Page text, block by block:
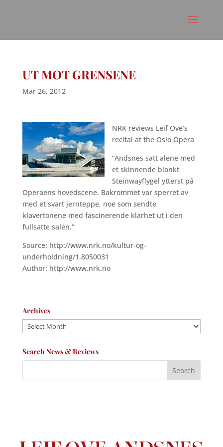
UT MOT GRENSENE
Mar 26, 2012
NRK reviews Leif Ove’s
recital at the Oslo Opera
“Andsnes satt alene med
et skinnende blankt
Steinwayflygel ytterst på
Operaens hovedscene. Bakrommet var sperret av
med et svart jernteppe, noe som sendte
klavertonene med fascinerende klarhet ut i den
fullsatte salen.”
Source: http://www.nrk.no/kultur-og-
underholdning/1.8050031
Author: http://www.nrk.no
Archives
Archives
Search News & Reviews